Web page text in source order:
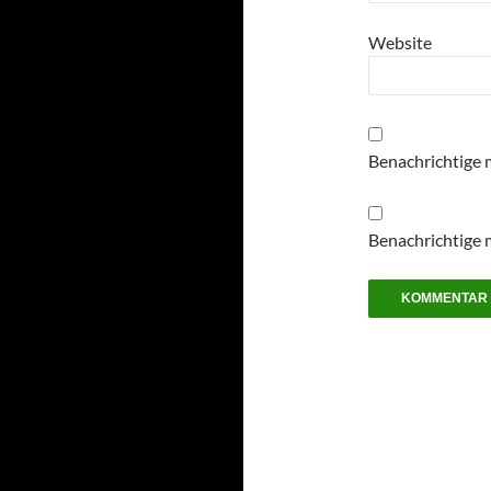
Website
Benachrichtige
Benachrichtige